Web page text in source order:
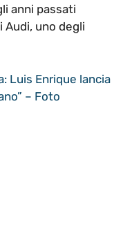
anni passati
Audi, uno degli
Luis Enrique lancia
– Foto